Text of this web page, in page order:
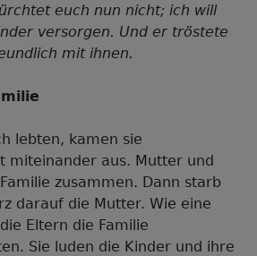
euch nun nicht; ich will
versorgen. Und er tröstete
mit ihnen.
lebten, kamen sie
miteinander aus. Mutter und
zusammen. Dann starb
darauf die Mutter. Wie eine
Eltern die Familie
Sie luden die Kinder und ihre